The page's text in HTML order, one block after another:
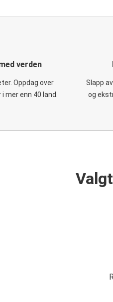
verden
Oppdag over
mer enn 40 land.
Slapp
og